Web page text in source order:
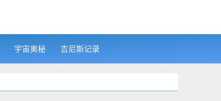
宇宙奥秘 吉尼斯记录